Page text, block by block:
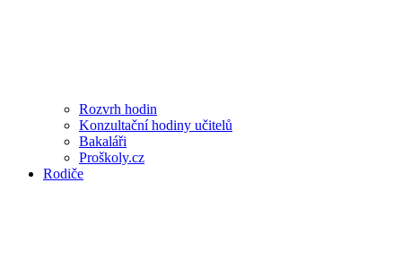
Rozvrh hodin
Konzultační hodiny učitelů
Bakaláři
Proškoly.cz
Rodiče